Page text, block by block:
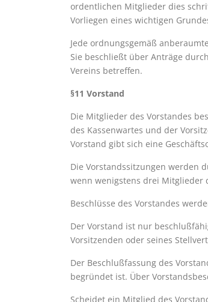
ordentlichen Mitglieder dies
Vorliegen eines wichtigen
Jede ordnungsgemäß
Sie beschließt über Anträge
Vereins betreffen.
§11 Vorstand
Die Mitglieder des Vorstandes
des Kassenwartes und der
Vorstand gibt sich eine
Die Vorstandssitzungen werden
wenn wenigstens drei Mitglieder
Beschlüsse des Vorstandes
Der Vorstand ist nur
Vorsitzenden oder seines
Der Beschlußfassung des
begründet ist. Über
Scheidet ein Mitglied des